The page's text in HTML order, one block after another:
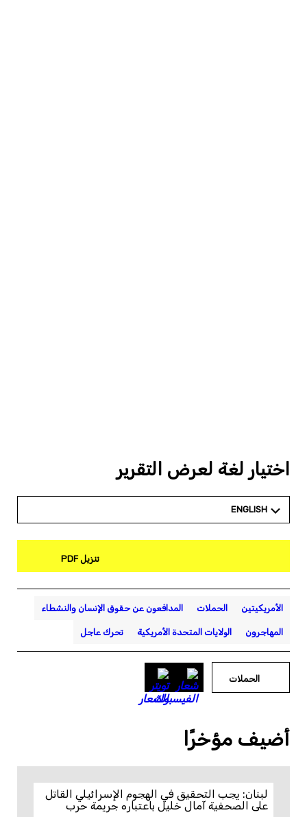
اختيار لغة لعرض التقرير
ENGLISH
تنزيل PDF
الأمريكيتين الحملات المدافعون عن حقوق الإنسان والنشطاء
المهاجرون الولايات المتحدة الأمريكية تحرك عاجل
الحملات
أضيف مؤخرًا
لبنان: يجب التحقيق في الهجوم الإسرائيلي القاتل
على الصحفية آمال خليل باعتباره جريمة حرب